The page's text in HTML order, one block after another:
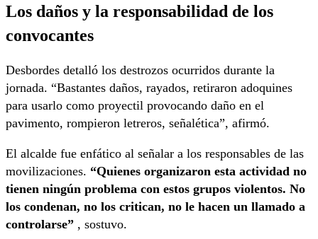
Los daños y la responsabilidad de los
convocantes
Desbordes detalló los destrozos ocurridos durante la
jornada. “Bastantes daños, rayados, retiraron adoquines
para usarlo como proyectil provocando daño en el
pavimento, rompieron letreros, señalética”, afirmó.
El alcalde fue enfático al señalar a los responsables de las
movilizaciones. “Quienes organizaron esta actividad no
tienen ningún problema con estos grupos violentos. No
los condenan, no los critican, no le hacen un llamado a
controlarse” , sostuvo.